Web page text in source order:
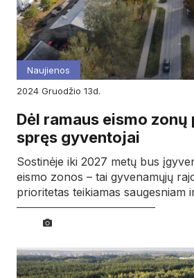
Naujienos
2024
gruodžio 13d.
Dėl ramaus eismo zonų
spręs gyventojai
Sostinėje iki 2027 metų bus
eismo zonos – tai gyvenamųjų
prioritetas teikiamas saugesniam